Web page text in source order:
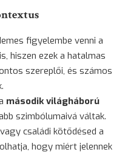
figyelembe venni a
hiszen ezek a hatalmas
szereplői, és számos
második világháború
szimbólumaivá váltak.
családi kötődésed a
hogy miért jelennek